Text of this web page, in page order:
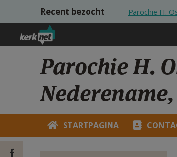
Overslaan en naar de inhoud gaan
Recent bezocht Parochie H.
Parochie H.
STARTPAGINA